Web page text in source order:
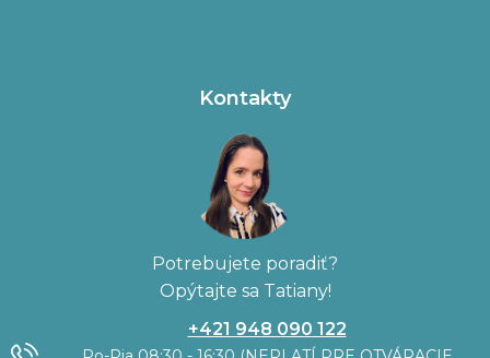
Kontakty
Potrebujete poradiť?
Opýtajte sa Tatiany!
+421 948 090 122